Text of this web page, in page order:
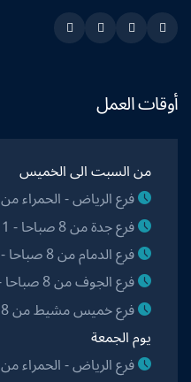
Snapchat
Twitter
Linkedin
Instagram
أوقات العمل
من السبت الى الخميس
فرع الرياض - الحمراء من 8 صباحا - 11 مساءا
فرع جدة من 8 صباحا - 11 مساءا
فرع الدمام من 8 صباحا - 10 مساءا
فرع الجوف من 8 صباحا - 9 مساءا
فرع خميس مشيط من 8 صباحا - 10 مساءا
يوم الجمعة
فرع الرياض - الحمراء من 2 مساءا - 11 مساءا